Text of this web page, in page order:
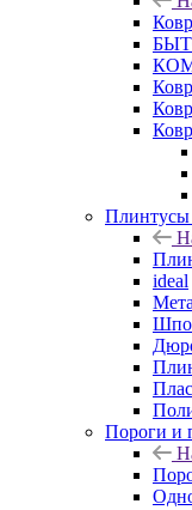
Плинтусы
ideal
Пороги и